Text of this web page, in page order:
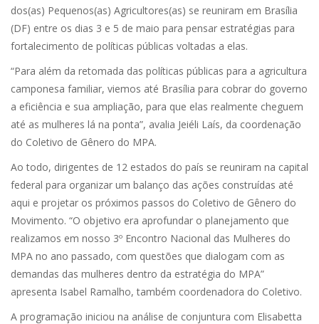
dos(as) Pequenos(as) Agricultores(as) se reuniram em Brasília
(DF) entre os dias 3 e 5 de maio para pensar estratégias para
fortalecimento de políticas públicas voltadas a elas.
“Para além da retomada das políticas públicas para a agricultura
camponesa familiar, viemos até Brasília para cobrar do governo
a eficiência e sua ampliação, para que elas realmente cheguem
até as mulheres lá na ponta”, avalia Jeiéli Laís, da coordenação
do Coletivo de Gênero do MPA.
Ao todo, dirigentes de 12 estados do país se reuniram na capital
federal para organizar um balanço das ações construídas até
aqui e projetar os próximos passos do Coletivo de Gênero do
Movimento. “O objetivo era aprofundar o planejamento que
realizamos em nosso 3º Encontro Nacional das Mulheres do
MPA no ano passado, com questões que dialogam com as
demandas das mulheres dentro da estratégia do MPA”
apresenta Isabel Ramalho, também coordenadora do Coletivo.
A programação iniciou na análise de conjuntura com Elisabetta